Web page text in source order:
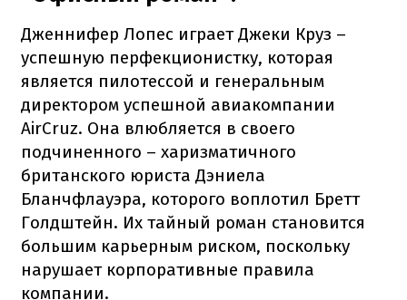
Дженнифер Лопес играет Джеки Круз –
успешную перфекционистку, которая
является пилотессой и генеральным
директором успешной авиакомпании
AirCruz. Она влюбляется в своего
подчиненного – харизматичного
британского юриста Дэниела
Бланчфлауэра, которого воплотил Бретт
Голдштейн. Их тайный роман становится
большим карьерным риском, поскольку
нарушает корпоративные правила
компании.